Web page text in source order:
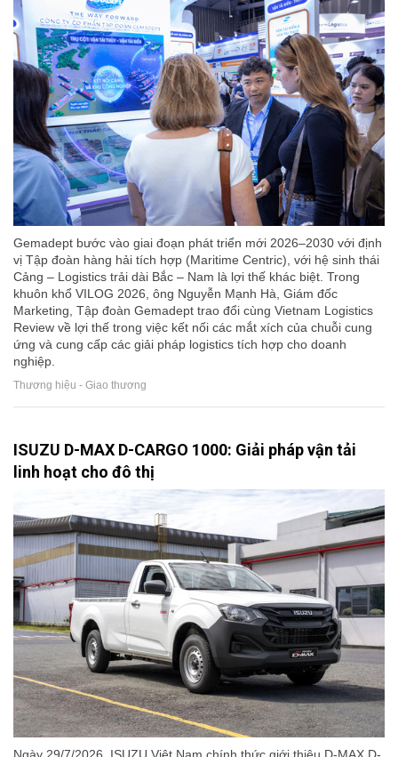
Gemadept bước vào giai đoạn phát triển mới 2026–2030 với định
vị Tập đoàn hàng hải tích hợp (Maritime Centric), với hệ sinh thái
Cảng – Logistics trải dài Bắc – Nam là lợi thế khác biệt. Trong
khuôn khổ VILOG 2026, ông Nguyễn Mạnh Hà, Giám đốc
Marketing, Tập đoàn Gemadept trao đổi cùng Vietnam Logistics
Review về lợi thế trong việc kết nối các mắt xích của chuỗi cung
ứng và cung cấp các giải pháp logistics tích hợp cho doanh
nghiệp.
Thương hiệu - Giao thương
ISUZU D-MAX D-CARGO 1000: Giải pháp vận tải
linh hoạt cho đô thị